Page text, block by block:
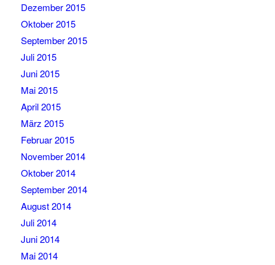
Dezember 2015
Oktober 2015
September 2015
Juli 2015
Juni 2015
Mai 2015
April 2015
März 2015
Februar 2015
November 2014
Oktober 2014
September 2014
August 2014
Juli 2014
Juni 2014
Mai 2014